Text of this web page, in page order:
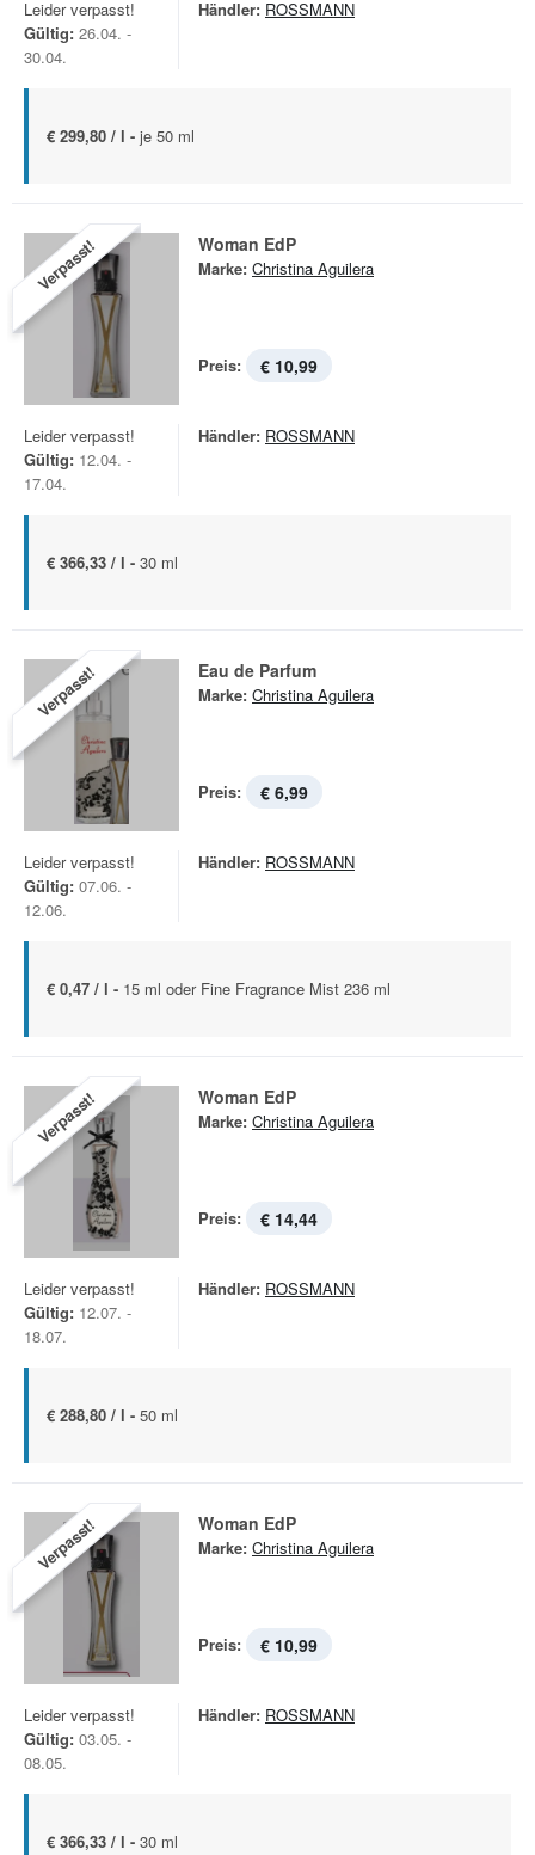
Leider verpasst!
Gültig: 26.04. -
30.04.
Händler: ROSSMANN
€ 299,80 / l - je 50 ml
Verpasst! Woman EdP
Marke: Christina Aguilera
Preis: € 10,99
Leider verpasst!
Gültig: 12.04. -
17.04.
Händler: ROSSMANN
€ 366,33 / l - 30 ml
Verpasst! Eau de Parfum
Marke: Christina Aguilera
Preis: € 6,99
Leider verpasst!
Gültig: 07.06. -
12.06.
Händler: ROSSMANN
€ 0,47 / l - 15 ml oder Fine Fragrance Mist 236 ml
Verpasst! Woman EdP
Marke: Christina Aguilera
Preis: € 14,44
Leider verpasst!
Gültig: 12.07. -
18.07.
Händler: ROSSMANN
€ 288,80 / l - 50 ml
Verpasst! Woman EdP
Marke: Christina Aguilera
Preis: € 10,99
Leider verpasst!
Gültig: 03.05. -
08.05.
Händler: ROSSMANN
€ 366,33 / l - 30 ml